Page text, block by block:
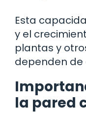
Esta
y el
plantas y
dependen de
la pared